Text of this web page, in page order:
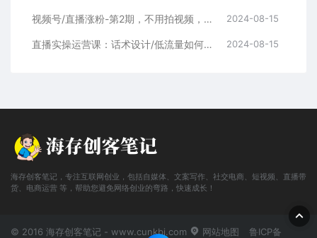
视频号/直播涨粉-第2期，不用拍视频，不用卖货，在直播间做菜，就可以搞钱 2024-08-15
直播实操运营课：话术设计/低流量如何提升/话术框架/全场燃爆/非常干货 2024-08-15
海存创客笔记，专注互联网创业，包括自媒体、文案写作、社交电商、短视频、直播带
货、电商运营 等，帮助您避免网络创业的弯路，快速成长！
© 2016 海存创客笔记 - www.cunkbj.com 网站地图 鲁ICP备